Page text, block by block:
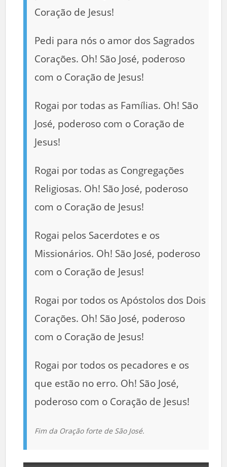
Coração de Jesus!
Pedi para nós o amor dos Sagrados
Corações. Oh! São José, poderoso
com o Coração de Jesus!
Rogai por todas as Famílias. Oh! São
José, poderoso com o Coração de
Jesus!
Rogai por todas as Congregações
Religiosas. Oh! São José, poderoso
com o Coração de Jesus!
Rogai pelos Sacerdotes e os
Missionários. Oh! São José, poderoso
com o Coração de Jesus!
Rogai por todos os Apóstolos dos Dois
Corações. Oh! São José, poderoso
com o Coração de Jesus!
Rogai por todos os pecadores e os
que estão no erro. Oh! São José,
poderoso com o Coração de Jesus!
Fim da Oração forte de São José.